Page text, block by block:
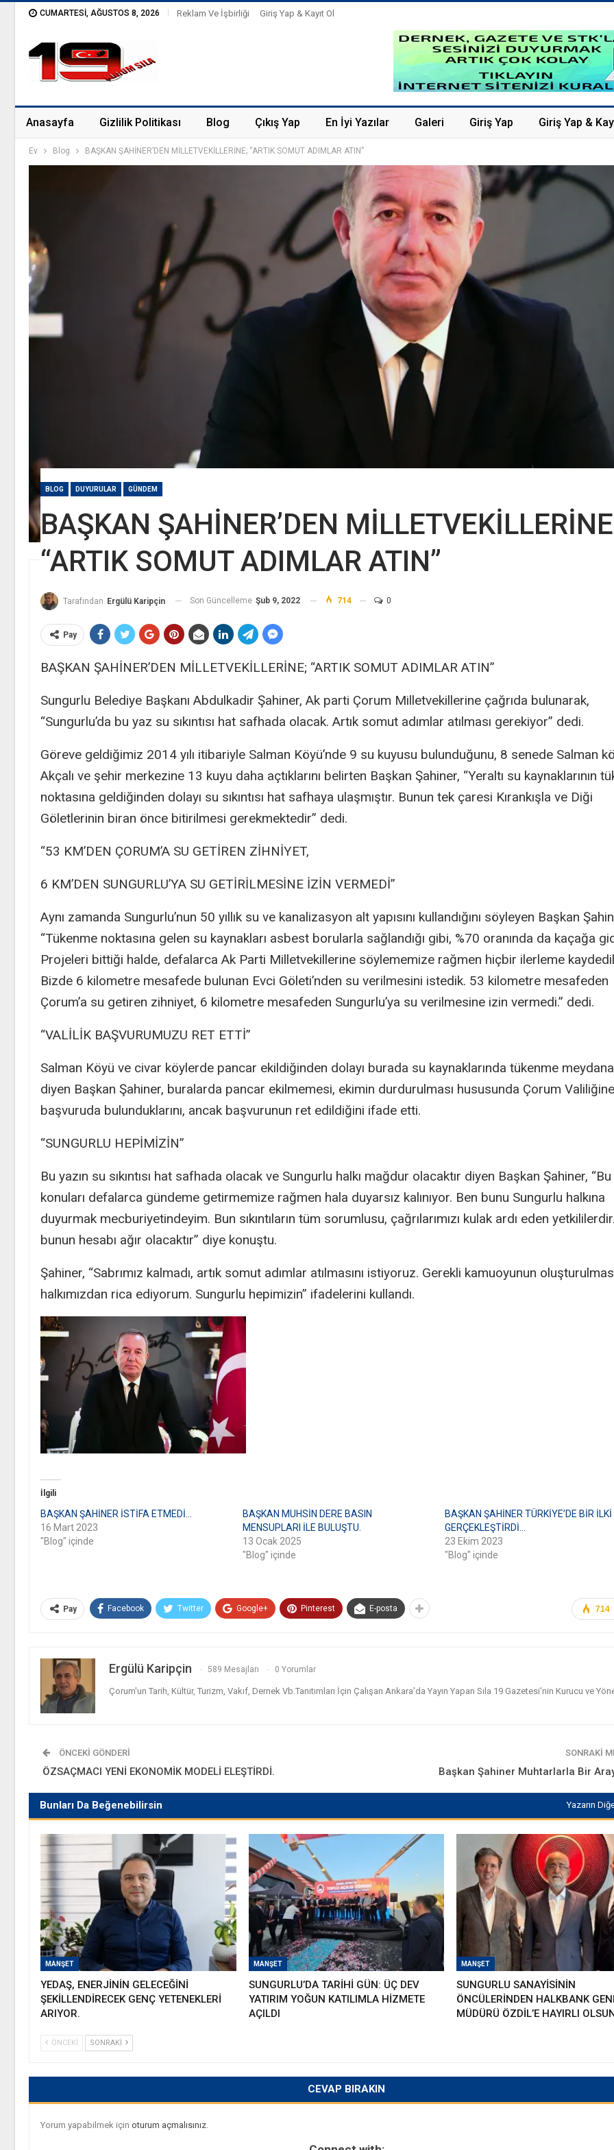
CUMARTESI, AĞUSTOS 8, 2026 Reklam Ve İşbirliği Giriş Yap & Kayıt Ol
Anasayfa Gizlilik Politikası Blog Çıkış Yap En İyi Yazılar Galeri Giriş Yap Giriş Yap &
Ev Blog BAŞKAN ŞAHİNER’DEN MİLLETVEKİLLERİNE; “ARTIK SOMUT ADIMLAR ATIN”
BLOG DUYURULAR GÜNDEM
BAŞKAN ŞAHİNER’DEN
“ARTIK SOMUT ADIMLAR ATIN”
Tarafından Ergülü Karipçin Son Güncelleme Şub 9, 2022 714 0
Pay
BAŞKAN ŞAHİNER’DEN MİLLETVEKİLLERİNE; “ARTIK SOMUT ADIMLAR ATIN”
Sungurlu Belediye Başkanı Abdulkadir Şahiner, Ak parti Çorum Milletvekillerine çağrıda bulunarak,
“Sungurlu’da bu yaz su sıkıntısı hat safhada olacak. Artık somut adımlar atılması gerekiyor” dedi.
Göreve geldiğimiz 2014 yılı itibariyle Salman Köyü’nde 9 su kuyusu bulunduğunu, 8 senede Salman
Akçalı ve şehir merkezine 13 kuyu daha açtıklarını belirten Başkan Şahiner, “Yeraltı su kaynaklarının
noktasına geldiğinden dolayı su sıkıntısı hat safhaya ulaşmıştır. Bunun tek çaresi Kırankışla ve Diği
Göletlerinin biran önce bitirilmesi gerekmektedir” dedi.
“53 KM’DEN ÇORUM’A SU GETİREN ZİHNİYET,
6 KM’DEN SUNGURLU’YA SU GETİRİLMESİNE İZİN VERMEDİ”
Aynı zamanda Sungurlu’nun 50 yıllık su ve kanalizasyon alt yapısını kullandığını söyleyen Başkan
“Tükenme noktasına gelen su kaynakları asbest borularla sağlandığı gibi, %70 oranında da kaçağa
Projeleri bittiği halde, defalarca Ak Parti Milletvekillerine söylememize rağmen hiçbir ilerleme
Bizde 6 kilometre mesafede bulunan Evci Göleti’nden su verilmesini istedik. 53 kilometre mesafeden
Çorum’a su getiren zihniyet, 6 kilometre mesafeden Sungurlu’ya su verilmesine izin vermedi.” dedi.
“VALİLİK BAŞVURUMUZU RET ETTİ”
Salman Köyü ve civar köylerde pancar ekildiğinden dolayı burada su kaynaklarında tükenme
diyen Başkan Şahiner, buralarda pancar ekilmemesi, ekimin durdurulması hususunda Çorum Valiliğine
başvuruda bulunduklarını, ancak başvurunun ret edildiğini ifade etti.
“SUNGURLU HEPİMİZİN”
Bu yazın su sıkıntısı hat safhada olacak ve Sungurlu halkı mağdur olacaktır diyen Başkan Şahiner, “Bu
konuları defalarca gündeme getirmemize rağmen hala duyarsız kalınıyor. Ben bunu Sungurlu halkına
duyurmak mecburiyetindeyim. Bun sıkıntıların tüm sorumlusu, çağrılarımızı kulak ardı eden
bunun hesabı ağır olacaktır” diye konuştu.
Şahiner, “Sabrımız kalmadı, artık somut adımlar atılmasını istiyoruz. Gerekli kamuoyunun
halkımızdan rica ediyorum. Sungurlu hepimizin” ifadelerini kullandı.
İlgili
BAŞKAN ŞAHİNER İSTİFA ETMEDİ…
16 Mart 2023
"Blog" içinde
BAŞKAN MUHSİN DERE BASIN
MENSUPLARI İLE BULUŞTU.
13 Ocak 2025
"Blog" içinde
BAŞKAN ŞAHİNER TÜRKİYE’DE BİR İLKİ
GERÇEKLEŞTİRDİ…
23 Ekim 2023
"Blog" içinde
714
Pay Facebook Twitter Google+ Pinterest E-posta
Ergülü Karipçin 589 Mesajları 0 Yorumlar
Çorum'un Tarih, Kültür, Turizm, Vakıf, Dernek Vb.Tanıtımları İçin Çalışan Ankara'da Yayın Yapan Sıla 19 Gazetesi'nin Kurucu ve
ÖNCEKI GÖNDERI
ÖZSAÇMACI YENİ EKONOMİK MODELİ ELEŞTİRDİ.
SONRAKI
Başkan Şahiner Muhtarlarla Bir
Bunları Da Beğenebilirsin Yazarın
MANŞET
YEDAŞ, ENERJİNİN GELECEĞİNİ
ŞEKİLLENDİRECEK GENÇ YETENEKLERİ
ARIYOR.
MANŞET
SUNGURLU’DA TARİHİ GÜN: ÜÇ DEV
YATIRIM YOĞUN KATILIMLA HİZMETE
AÇILDI
MANŞET
SUNGURLU SANAYİSİNİN
ÖNCÜLERİNDEN HALKBANK
MÜDÜRÜ ÖZDİL’E HAYIRLI
ÖNCEKI SONRAKI
CEVAP BIRAKIN
Yorum yapabilmek için oturum açmalısınız